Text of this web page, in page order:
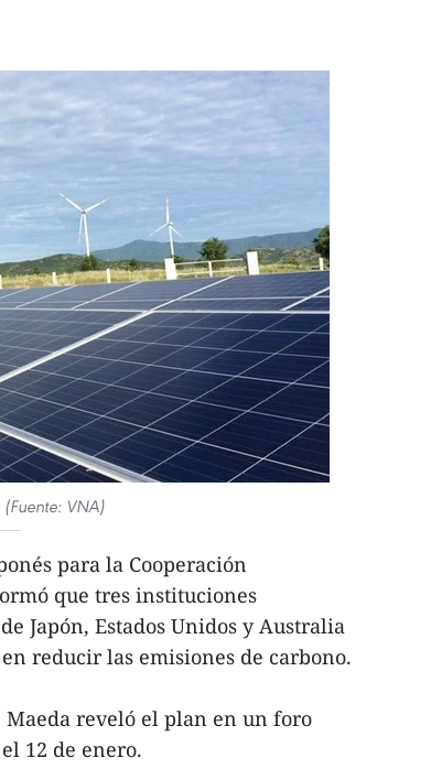
VNA)
para la Cooperación
que tres instituciones
Japón, Estados Unidos y Australia
reducir las emisiones de carbono.
reveló el plan en un foro
12 de enero.